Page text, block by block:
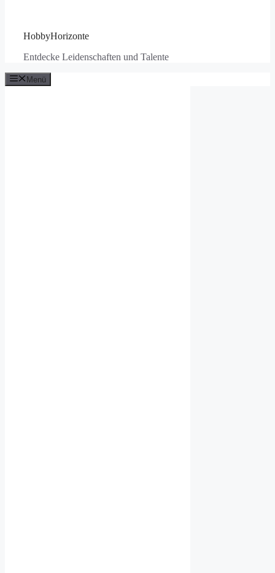
HobbyHorizonte
Entdecke Leidenschaften und Talente
Menü